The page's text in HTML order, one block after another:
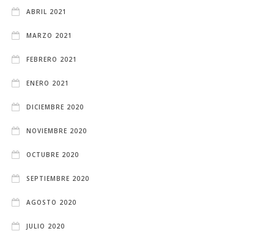
ABRIL 2021
MARZO 2021
FEBRERO 2021
ENERO 2021
DICIEMBRE 2020
NOVIEMBRE 2020
OCTUBRE 2020
SEPTIEMBRE 2020
AGOSTO 2020
JULIO 2020